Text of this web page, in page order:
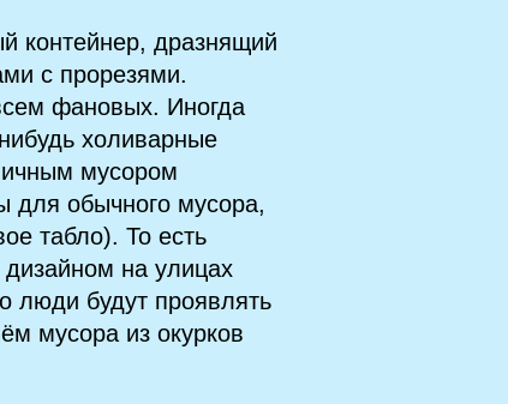
контейнер, дразнящий
с прорезями.
фановых. Иногда
холиварные
мусором
для обычного мусора,
табло). То есть
на улицах
люди будут проявлять
мусора из окурков